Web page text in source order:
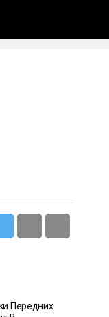
Передних